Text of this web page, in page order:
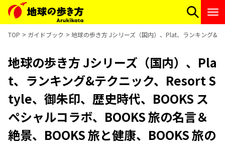
TOP ガイドブック 地球の歩き方 Jシリーズ（国内）、Plat、ランキング&
地球の歩き方 Jシリーズ（国内）、Pla
t、ランキング&テクニック、Resort S
tyle、御朱印、歴史時代、BOOKS ス
ペシャルコラボ、BOOKS 旅の名言＆
絶景、BOOKS 旅と健康、BOOKS 旅の